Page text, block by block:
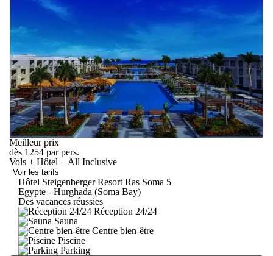
Meilleur prix
dès 1254 par pers.
Vols + Hôtel + All Inclusive
Voir les tarifs
Hôtel Steigenberger Resort Ras Soma 5
Egypte - Hurghada (Soma Bay)
Des vacances réussies
Réception 24/24
Sauna
Centre bien-être
Piscine
Parking